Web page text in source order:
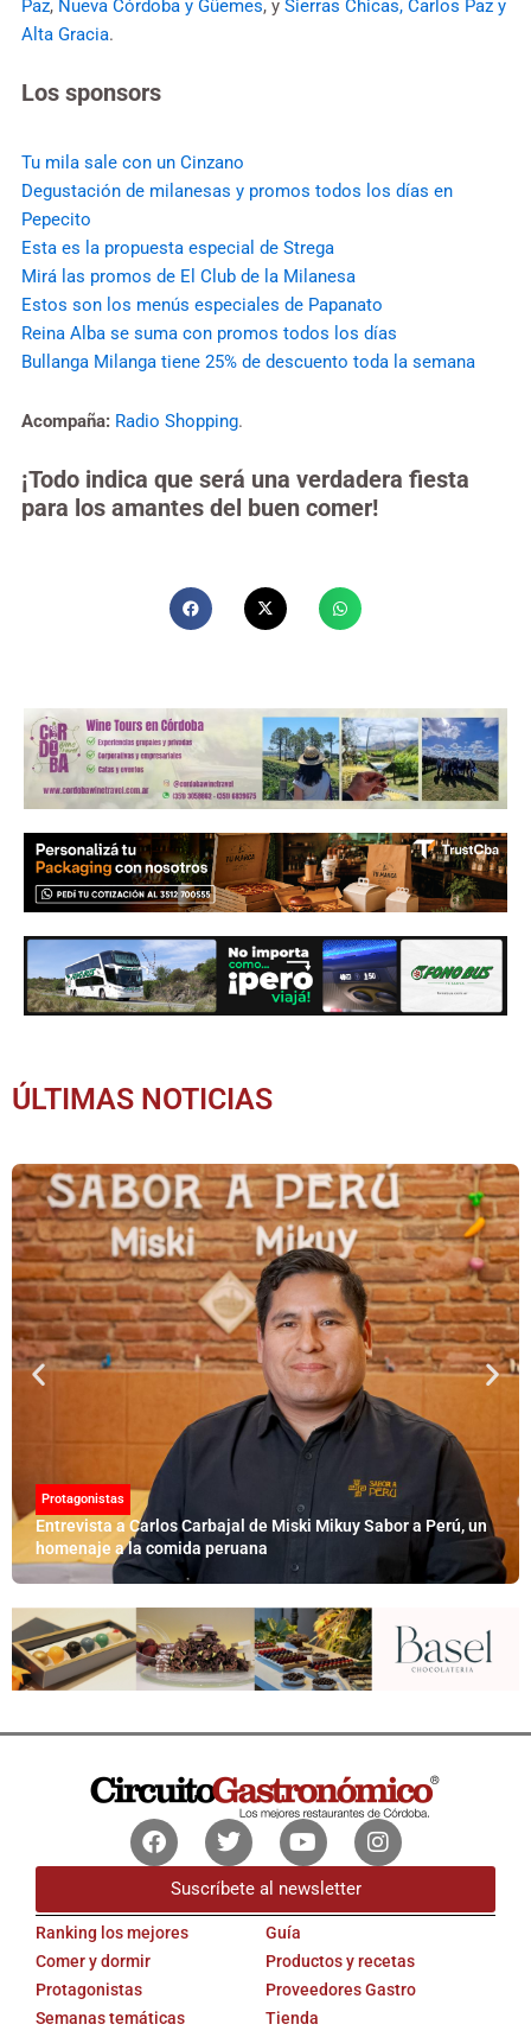
Paz, Nueva Córdoba y Güemes, y Sierras Chicas, Carlos Paz y
Alta Gracia.
Los sponsors
Tu mila sale con un Cinzano
Degustación de milanesas y promos todos los días en
Pepecito
Esta es la propuesta especial de Strega
Mirá las promos de El Club de la Milanesa
Estos son los menús especiales de Papanato
Reina Alba se suma con promos todos los días
Bullanga Milanga tiene 25% de descuento toda la semana
Acompaña: Radio Shopping.
¡Todo indica que será una verdadera fiesta
para los amantes del buen comer!
ÚLTIMAS NOTICIAS
Protagonistas
Entrevista a Carlos Carbajal de Miski Mikuy Sabor a Perú, un
homenaje a la comida peruana
FacebookTwitterYoutubeInstagram
Suscríbete al newsletter
Ranking los mejores
Comer y dormir
Protagonistas
Semanas temáticas
Guía
Productos y recetas
Proveedores Gastro
Tienda